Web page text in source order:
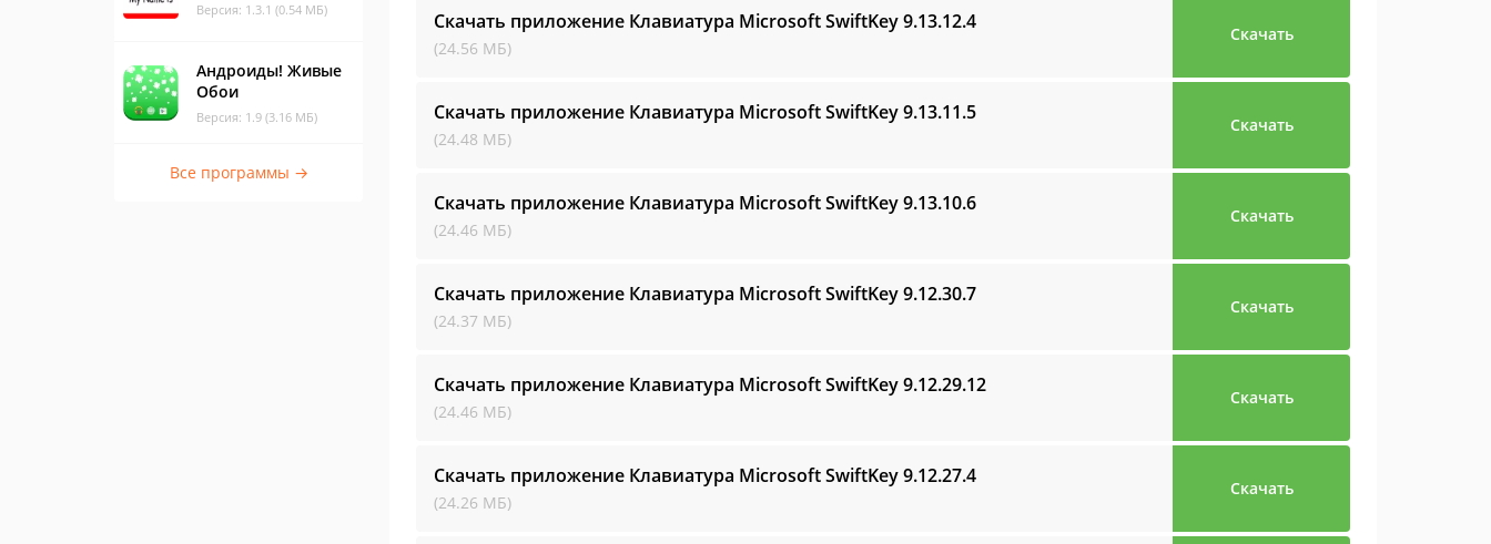
Версия: 1.3.1 (0.54 МБ)
Андроиды! Живые
Обои
Версия: 1.9 (3.16 МБ)
Все программы →
Скачать приложение Клавиатура Microsoft SwiftKey9.13.12.4
(24.56 МБ)
Скачать
Скачать приложение Клавиатура Microsoft SwiftKey9.13.11.5
(24.48 МБ)
Скачать
Скачать приложение Клавиатура Microsoft SwiftKey9.13.10.6
(24.46 МБ)
Скачать
Скачать приложение Клавиатура Microsoft SwiftKey9.12.30.7
(24.37 МБ)
Скачать
Скачать приложение Клавиатура Microsoft SwiftKey9.12.29.12
(24.46 МБ)
Скачать
Скачать приложение Клавиатура Microsoft SwiftKey9.12.27.4
(24.26 МБ)
Скачать